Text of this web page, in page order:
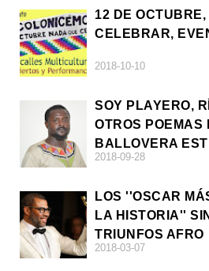
12 DE
CELEBRAR,
2018-10-10
SOY PLAYERO,
OTROS POEMAS
BALLOVERA
2018-09-28
LOS ''OSCAR
LA HISTORIA''
TRIUNFOS AFRO
2018-03-07